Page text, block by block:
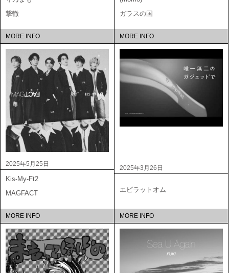
撃轍
MORE INFO
ガラスの国
MORE INFO
2025年5月25日
Kis-My-Ft2
MAGFACT
MORE INFO
2025年3月26日
エピラットオム
MORE INFO